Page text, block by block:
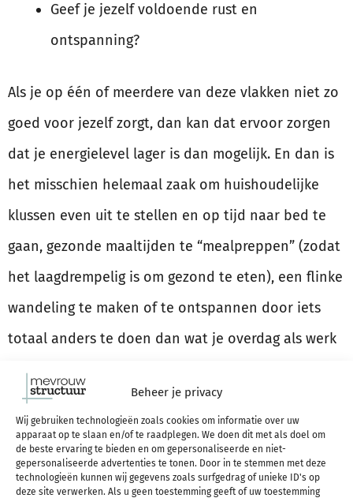
Beheer je privacy
Wij gebruiken technologieën zoals cookies om informatie over uw
apparaat op te slaan en/of te raadplegen. We doen dit met als doel om
de beste ervaring te bieden en om gepersonaliseerde en niet-
gepersonaliseerde advertenties te tonen. Door in te stemmen met deze
technologieën kunnen wij gegevens zoals surfgedrag of unieke ID's op
deze site verwerken. Als u geen toestemming geeft of uw toestemming
Geef je jezelf voldoende rust en
ontspanning?
Als je op één of meerdere van deze vlakken niet zo
goed voor jezelf zorgt, dan kan dat ervoor zorgen
dat je energielevel lager is dan mogelijk. En dan is
het misschien helemaal zaak om huishoudelijke
klussen even uit te stellen en op tijd naar bed te
gaan, gezonde maaltijden te “mealpreppen” (zodat
het laagdrempelig is om gezond te eten), een flinke
wandeling te maken of te ontspannen door iets
totaal anders te doen dan wat je overdag als werk
doet.
Kun je meer tips om je energielevel te verhogen
gebruiken? Dan is mijn e-book Meer energie krijgen
misschien interessant voor je: